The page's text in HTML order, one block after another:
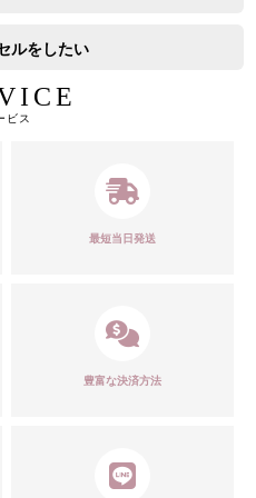
ルをしたい
ビス
最短当日発送
豊富な決済方法